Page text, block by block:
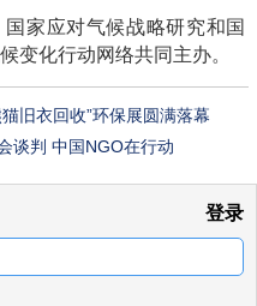
家应对气候战略研究和国
变化行动网络共同主办。
旧衣回收”环保展圆满落幕
谈判 中国NGO在行动
登录